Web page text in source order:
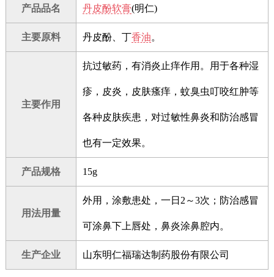
产品品名 丹皮酚软膏(明仁)
主要原料 丹皮酚、丁香油。
主要作用
抗过敏药，有消炎止痒作用。用于各种湿
疹，皮炎，皮肤瘙痒，蚊臭虫叮咬红肿等
各种皮肤疾患，对过敏性鼻炎和防治感冒
也有一定效果。
产品规格 15g
用法用量
外用，涂敷患处，一日2～3次；防治感冒
可涂鼻下上唇处，鼻炎涂鼻腔内。
生产企业 山东明仁福瑞达制药股份有限公司